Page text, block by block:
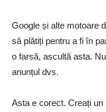
Google și alte motoare
să plătiți pentru a fi în
o farsă, ascultă asta.
anunțul dvs.
Asta e corect. Creați